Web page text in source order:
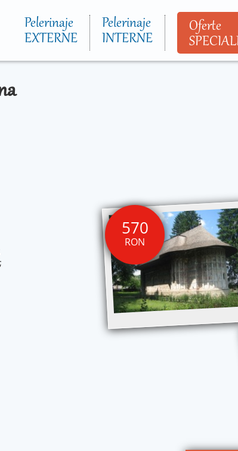
conţinutul
principal
Pelerinaje
EXTERNE
Pelerinaje
INTERNE
Oferte
570
RON